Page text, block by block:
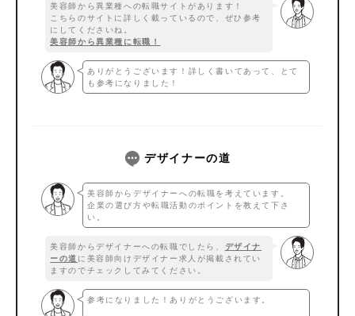
美容師から異業種への転職サイトがあります！
こちらのサイトに詳しく載っているので、ぜひ参考
にしてくださいね。
美容師から異業種に転職！
ありがとうございます！詳しく書いてあって、とて
も参考になりました！
デザイナーの道
美容師からデザイナーへの転職を考えています。
企業の選び方や転職活動のポイントを教えて下さ
い。
美容師からデザイナーへの転職でしたら、 デザイナ
ーの道 に美容師向けデザイナー求人が掲載されてい
ますのでチェックしてみてください。
参考になりました！ありがとうございます。